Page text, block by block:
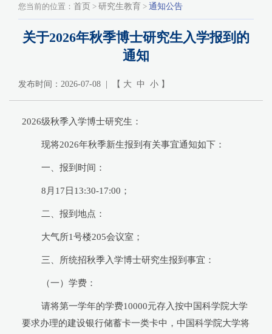
您当前的位置： 首页 > 研究生教育 > 通知公告
关于2026年秋季博士研究生入学报到的
通知
发布时间：2026-07-08 | 【 大 中 小 】
2026级秋季入学博士研究生：
现将2026年秋季新生报到有关事宜通知如下：
一、报到时间：
8月17日13:30-17:00；
二、报到地点：
大气所1号楼205会议室；
三、所统招秋季入学博士研究生报到事宜：
（一）学费：
请将第一学年的学费10000元存入按中国科学院大学
要求办理的建设银行储蓄卡一类卡中，中国科学院大学将